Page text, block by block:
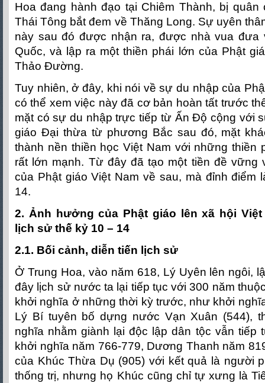
Hoa đang hành đạo tại Chiêm Thành, bị
Thái Tông bắt đem về Thăng Long. Sự uyên
này sau đó được nhận ra, được nhà vua đưa
Quốc, và lập ra một thiền phái lớn của Phật
Thảo Đường.
Tuy nhiên, ở đây, khi nói về sự du nhập của
có thể xem việc này đã cơ bản hoàn tất trước
mặt có sự du nhập trực tiếp từ Ấn Độ cộng với
giáo Đại thừa từ phương Bắc sau đó, mặt
thành nền thiền học Việt Nam với những thiền
rất lớn mạnh. Từ đây đã tạo một tiền đề vững
của Phật giáo Việt Nam về sau, mà đỉnh điểm
14.
2. Ảnh hưởng của Phật giáo lên xã hội
lịch sử thế kỷ 10 – 14
2.1. Bối cảnh, diễn tiến lịch sử
Ở Trung Hoa, vào năm 618, Lý Uyên lên ngôi,
đây lịch sử nước ta lại tiếp tục với 300 năm
khởi nghĩa ở những thời kỳ trước, như khởi
Lý Bí tuyên bố dựng nước Vạn Xuân (544),
nghĩa nhằm giành lại độc lập dân tộc vẫn tiếp
khởi nghĩa năm 766-779, Dương Thanh năm
của Khúc Thừa Dụ (905) với kết quả là người
thống trị, nhưng họ Khúc cũng chỉ tự xưng là